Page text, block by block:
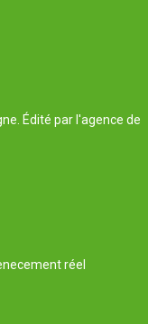
Édité par l'agence de
réel